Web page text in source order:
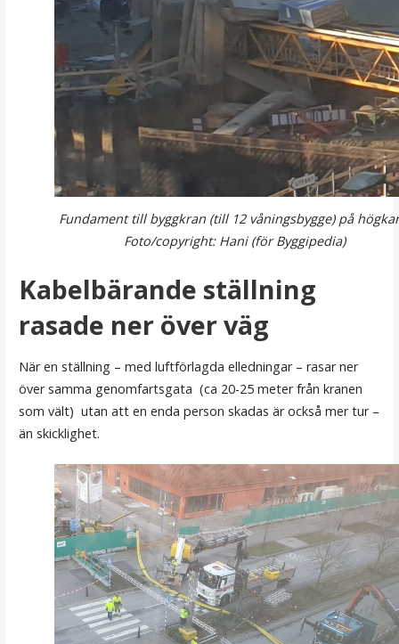
Fundament till byggkran (till 12 våningsbygge) på
Foto/copyright: Hani (för Byggipedia)
Kabelbärande ställning
rasade ner över väg
När en ställning – med luftförlagda elledningar – rasar ner
över samma genomfartsgata (ca 20-25 meter från kranen
som vält) utan att en enda person skadas är också mer tur –
än skicklighet.